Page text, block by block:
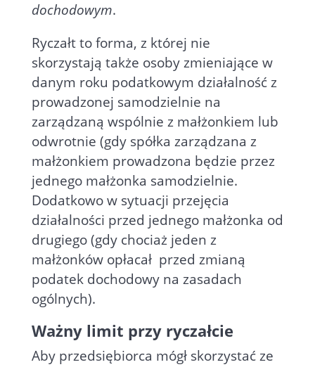
dochodowym.
Ryczałt to forma, z której nie
skorzystają także osoby zmieniające w
danym roku podatkowym działalność z
prowadzonej samodzielnie na
zarządzaną wspólnie z małżonkiem lub
odwrotnie (gdy spółka zarządzana z
małżonkiem prowadzona będzie przez
jednego małżonka samodzielnie.
Dodatkowo w sytuacji przejęcia
działalności przed jednego małżonka od
drugiego (gdy chociaż jeden z
małżonków opłacał przed zmianą
podatek dochodowy na zasadach
ogólnych).
Ważny limit przy ryczałcie
Aby przedsiębiorca mógł skorzystać ze